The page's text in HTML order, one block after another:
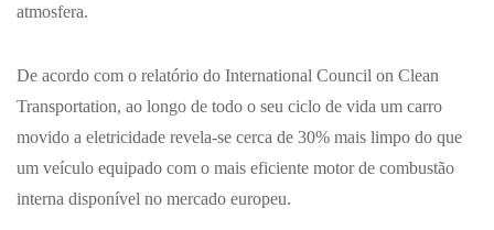
atmosfera.
De acordo com o relatório do International Council on Clean
Transportation, ao longo de todo o seu ciclo de vida um carro
movido a eletricidade revela-se cerca de 30% mais limpo do que
um veículo equipado com o mais eficiente motor de combustão
interna disponível no mercado europeu.